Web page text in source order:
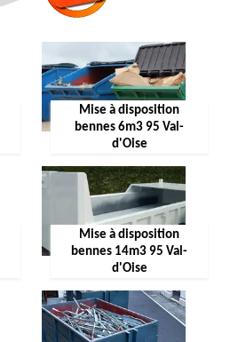
Mise à disposition
bennes 6m3 95 Val-
d'Oise
Mise à disposition
bennes 14m3 95 Val-
d'Oise